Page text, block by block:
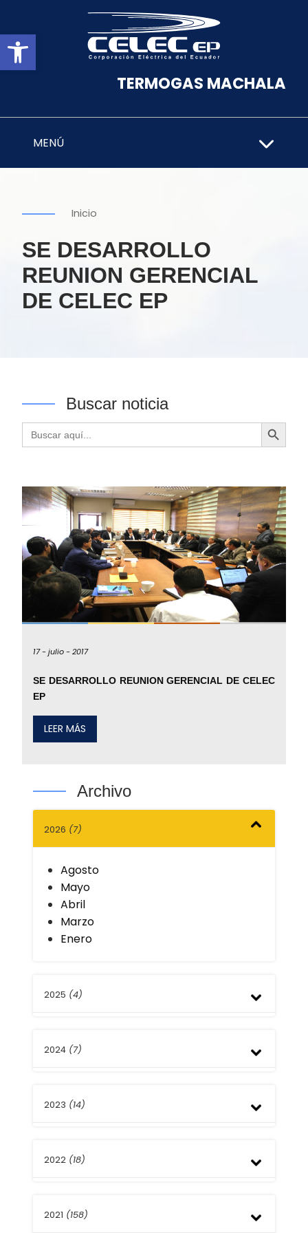
Abrir barra de herramientas
TERMOGAS MACHALA
MENÚ
Inicio
SE DESARROLLO
REUNION GERENCIAL
DE CELEC EP
Buscar noticia
Buscar: Botón de búsqueda
17 -julio -2017
SE DESARROLLO REUNION GERENCIAL DE CELEC
EP
LEER MÁS
Archivo
2026 (7)
Agosto
Mayo
Abril
Marzo
Enero
2025 (4)
Julio
2024 (7)
Octubre
Marzo
2023 (14)
Noviembre
Agosto
2022 (18)
Noviembre
2021 (158)